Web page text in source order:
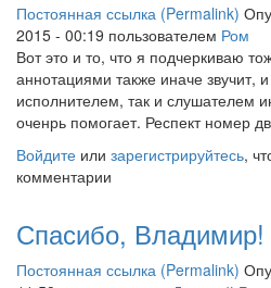
Постоянная ссылка (Permalink)
2015 - 00:19 пользователем Ром
Вот это и то, что я подчеркиваю
аннотациями также иначе звучит,
исполнителем, так и слушателем
оченрь помогает. Респект номер
Войдите или зарегистрируйтесь,
комментарии
Спасибо, Владимир!
Постоянная ссылка (Permalink)